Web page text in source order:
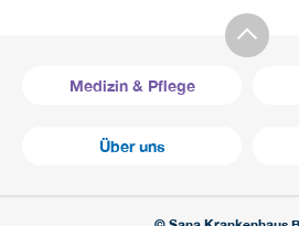
Medizin & Pflege
Über uns